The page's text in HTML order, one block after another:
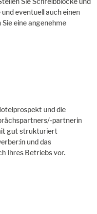
eventuell auch einen
eine angenehme
und die
partnerin
gut strukturiert
und das
Ihres Betriebs vor.